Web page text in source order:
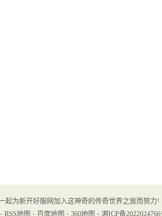
起为新开好服网加入这神奇的传奇世界之旅而努力!
- RSS地图 - 百度地图 - 360地图 - 湘ICP备